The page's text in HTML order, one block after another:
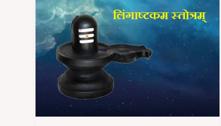
लिंगाष्टकम
स्तोत्र
Lingastakam
Stotra